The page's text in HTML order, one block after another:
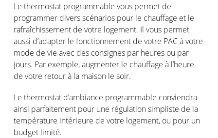
Le thermostat programmable vous permet de
programmer diversscénarios pour le chauffage et le
rafraîchissement de votre logement. Il vous permet
aussi d’adapter le fonctionnement de votre PAC àvotre
mode de vie avec des consignes par heures ou par
jours. Par exemple, augmenter le chauffage à l’heure
de votre retour à la maison le soir.
Le thermostat d’ambiance programmable conviendra
ainsi parfaitement pour une régulationsimpliste de la
température intérieure de votre logement, ou pour un
budget limité.